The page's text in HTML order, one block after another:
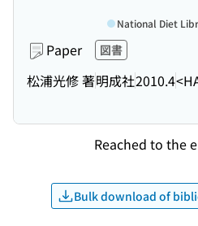
Paper 図書
松浦光修 著明成社2010.4
National Diet
Reached to the
Bulk download of